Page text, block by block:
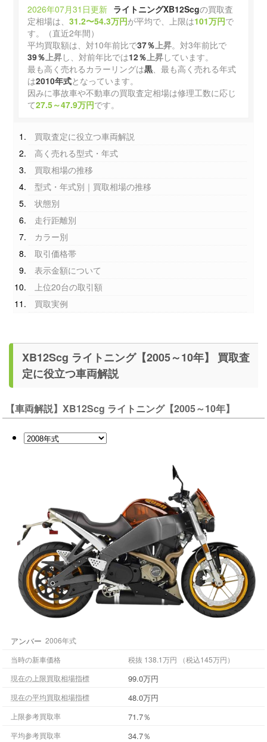
2026年07月31日更新 ライトニングXB12Scgの買取査
定相場は、31.2〜54.3万円が平均で、上限は101万円で
す。（直近2年間）
平均買取額は、対10年前比で37％上昇。対3年前比で
39％上昇し、対前年比では12％上昇しています。
最も高く売れるカラーリングは黒、最も高く売れる年式
は2010年式となっています。
因みに事故車や不動車の買取査定相場は修理工数に応じ
て27.5～47.9万円です。
買取査定に役立つ車両解説
高く売れる型式・年式
買取相場の推移
型式・年式別｜買取相場の推移
状態別
走行距離別
カラー別
取引価格帯
表示金額について
上位20台の取引額
買取実例
XB12Scg ライトニング【2005～10年】 買取査
定に役立つ車両解説
【車両解説】XB12Scg ライトニング【2005～10年】
アンバー 2006年式
当時の新車価格
税抜 138.1万円 （税込145万円）
現在の上限買取相場指標
99.0万円
現在の平均買取相場指標 48.0万円
上限参考買取率 71.7％
平均参考買取率 34.7％